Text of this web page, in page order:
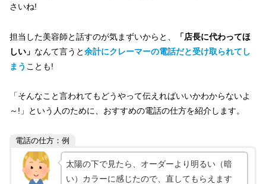
さいね!
担当した美容師と話すのが気まずいからと、
「店長に代わってほ
しい」 なんて言うと余計にクレーマーの電話だと受け取られてし
まう ことも!
「そんなこと言われてもどうやって伝えればいいかわからないよ
～!」という人のために、おすすめの電話の仕方を紹介します。
電話の仕方：例
太陽の下で見たら、オーダーより明るい（暗
い）カラーに感じたので、直してもらえます